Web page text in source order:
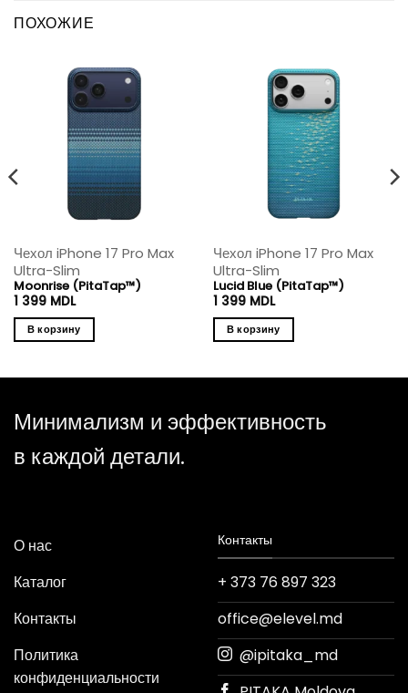
ПОХОЖИЕ
Чехол iPhone 17 Pro Max
Ultra-Slim
Moonrise (PitaTap™)
1 399 MDL
В корзину
Чехол iPhone 17 Pro Max
Ultra-Slim
Lucid Blue (PitaTap™)
1 399 MDL
В корзину
Минимализм и эффективность
в каждой детали.
О нас
Каталог
Контакты
Политика
конфиденциальности
Контакты
+ 373 76 897 323
office@elevel.md
@ipitaka_md